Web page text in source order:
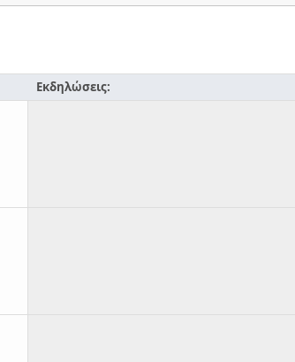
Εκδηλώσεις: